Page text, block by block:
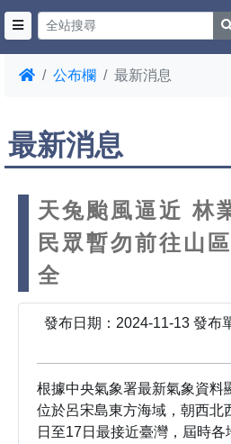
公布欄 最新消息
最新消息
天兔颱風逼近 林
民眾暫勿前往山
全
發布日期：2024-11-13 發布
根據中央氣象署最新氣象資料
位於呂宋島東方海域，朝西北
日至17日最接近臺灣，屆時